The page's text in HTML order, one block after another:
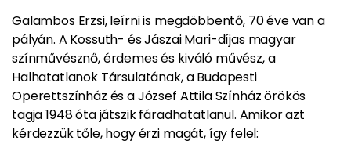
Galambos Erzsi, leírni is megdöbbentő, 70 éve van a
pályán. A Kossuth- és Jászai Mari-díjas magyar
színművésznő, érdemes és kiváló művész, a
Halhatatlanok Társulatának, a Budapesti
Operettszínház és a József Attila Színház örökös
tagja 1948 óta játszik fáradhatatlanul. Amikor azt
kérdezzük tőle, hogy érzi magát, így felel: